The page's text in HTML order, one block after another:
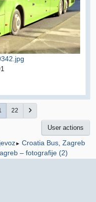
22
User actions
► Croatia Bus, Zagreb
– fotografije (2)